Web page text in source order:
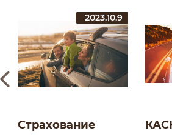
2023.10.9
Страхование